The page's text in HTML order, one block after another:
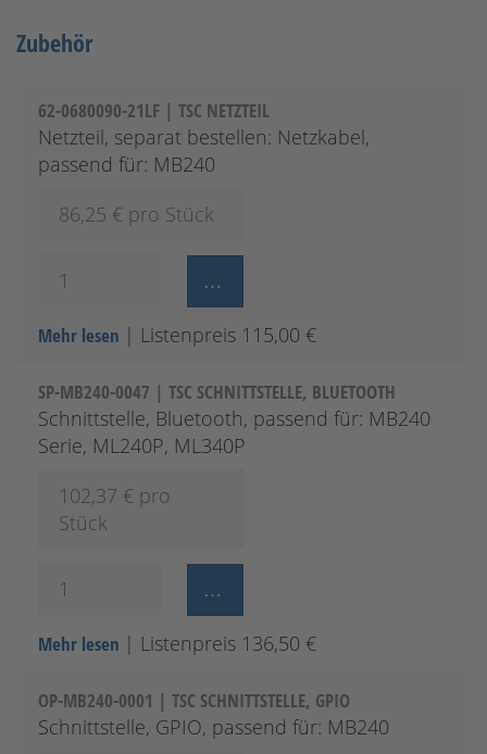
Zubehör
62-0680090-21LF | TSC NETZTEIL
Netzteil, separat bestellen: Netzkabel,
passend für: MB240
86,25 € pro Stück
Mehr lesen | Listenpreis 115,00 €
SP-MB240-0047 | TSC SCHNITTSTELLE, BLUETOOTH
Schnittstelle, Bluetooth, passend für: MB240
Serie, ML240P, ML340P
102,37 € pro
Stück
Mehr lesen | Listenpreis 136,50 €
OP-MB240-0001 | TSC SCHNITTSTELLE, GPIO
Schnittstelle, GPIO, passend für: MB240